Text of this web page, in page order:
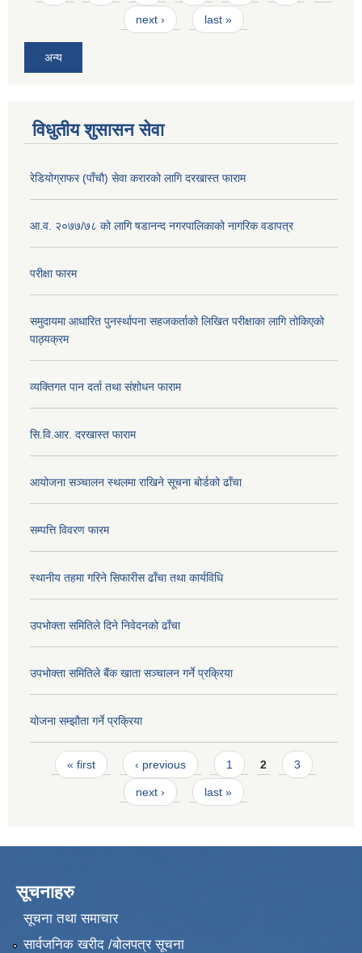
next › last »
अन्य
विधुतीय शुसासन सेवा
रेडियोग्राफर (पाँचौ) सेवा करारको लागि दरखास्त फाराम
आ.व. २०७७/७८ को लागि षडानन्द नगरपालिकाको नागरिक वडापत्र
परीक्षा फारम
समुदायमा आधारित पुनर्स्थापना सहजकर्ताको लिखित परीक्षाका लागि तोकिएको
पाठ्यक्रम
व्यक्तिगत पान दर्ता तथा संशोधन फाराम
सि.वि.आर. दरखास्त फाराम
आयोजना सञ्चालन स्थलमा राखिने सूचना बोर्डको ढाँचा
सम्पत्ति विवरण फारम
स्थानीय तहमा गरिने सिफारीस ढाँचा तथा कार्यविधि
उपभोक्ता समितिले दिने निवेदनको ढाँचा
उपभोक्ता समितिले बैंक खाता सञ्चालन गर्ने प्रक्रिया
योजना सम्झौता गर्ने प्रक्रिया
Pages
« first ‹ previous 1 2 3
next › last »
सूचनाहरु
सूचना तथा समाचार
सार्वजनिक खरीद /बोलपत्र सूचना